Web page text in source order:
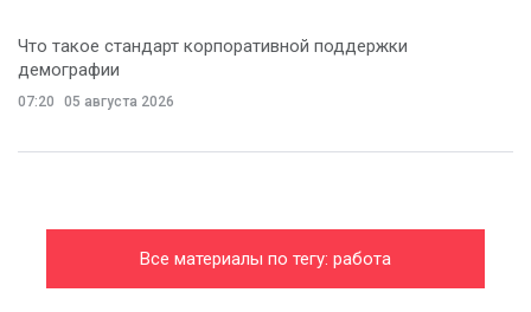
Что такое стандарт корпоративной поддержки
демографии
07:20 05 августа 2026
Все материалы по тегу: работа